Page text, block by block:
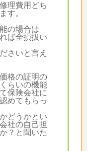
理費用どち
す。
の場合は
ば全損扱い
さいと言え
格の証明の
らいの機能
保険会社に
めてもらっ
どうかとい
社の自己担
？と聞いた